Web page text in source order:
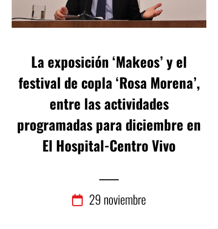
La exposición ‘Makeos’ y el
festival de copla ‘Rosa Morena’,
entre las actividades
programadas para diciembre en
El Hospital-Centro Vivo
29 noviembre